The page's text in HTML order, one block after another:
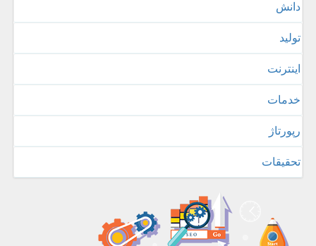
دانش
تولید
اینترنت
خدمات
رپورتاژ
تحقیقات